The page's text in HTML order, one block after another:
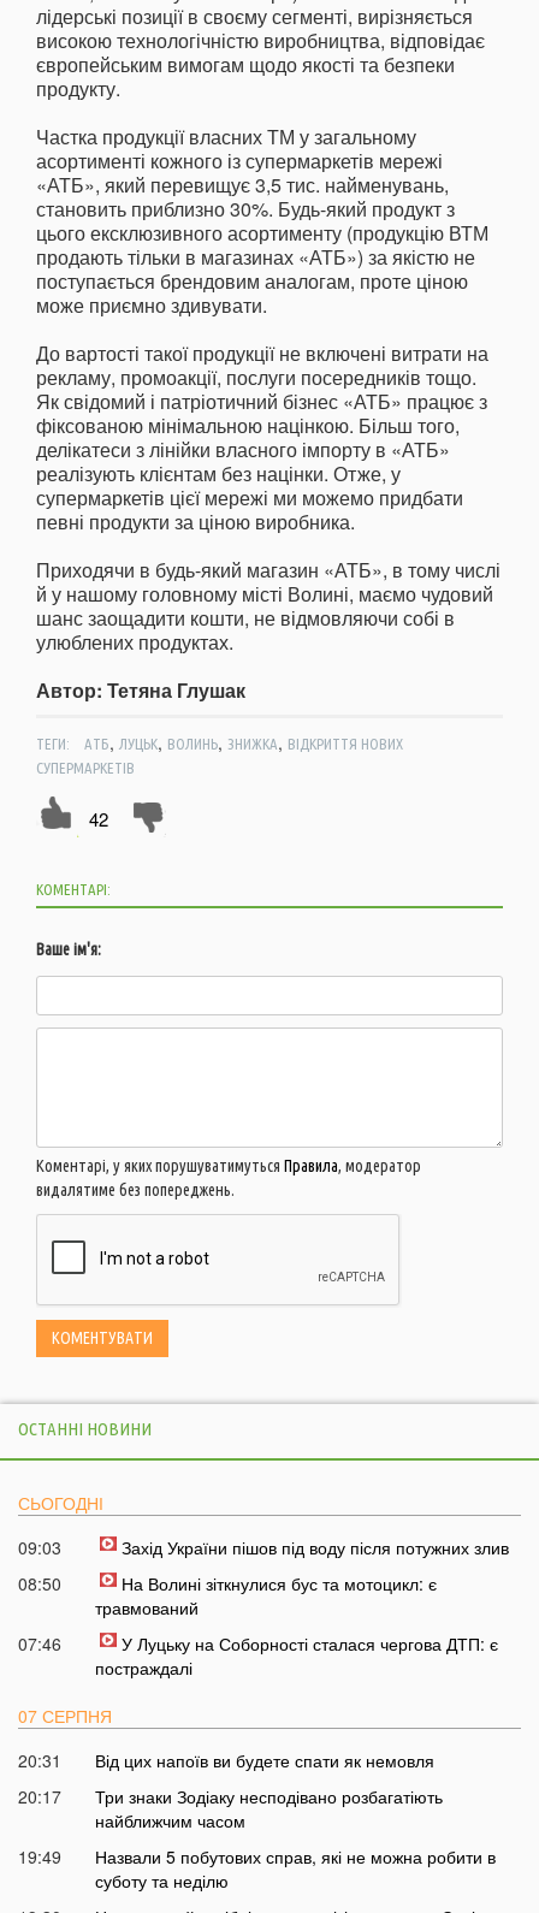
лідерські позиції в своєму сегменті, вирізняється
високою технологічністю виробництва, відповідає
європейським вимогам щодо якості та безпеки
продукту.
Частка продукції власних ТМ у загальному
асортименті кожного із супермаркетів мережі
«АТБ», який перевищує 3,5 тис. найменувань,
становить приблизно 30%. Будь-який продукт з
цього ексклюзивного асортименту (продукцію ВТМ
продають тільки в магазинах «АТБ») за якістю не
поступається брендовим аналогам, проте ціною
може приємно здивувати.
До вартості такої продукції не включені витрати на
рекламу, промоакції, послуги посередників тощо.
Як свідомий і патріотичний бізнес «АТБ» працює з
фіксованою мінімальною націнкою. Більш того,
делікатеси з лінійки власного імпорту в «АТБ»
реалізують клієнтам без націнки. Отже, у
супермаркетів цієї мережі ми можемо придбати
певні продукти за ціною виробника.
Приходячи в будь-який магазин «АТБ», в тому числі
й у нашому головному місті Волині, маємо чудовий
шанс заощадити кошти, не відмовляючи собі в
улюблених продуктах.
Автор: Тетяна Глушак
ТЕГИ: АТБ, ЛУЦЬК, ВОЛИНЬ, ЗНИЖКА, ВІДКРИТТЯ НОВИХ
СУПЕРМАРКЕТІВ
42
КОМЕНТАРІ:
Ваше ім'я:
Коментарі, у яких порушуватимуться Правила, модератор
видалятиме без попереджень.
ОСТАННІ НОВИНИ
СЬОГОДНІ
09:03
Захід України пішов під воду після потужних злив
08:50
На Волині зіткнулися бус та мотоцикл: є
травмований
07:46
У Луцьку на Соборності сталася чергова ДТП: є
постраждалі
07 СЕРПНЯ
20:31
Від цих напоїв ви будете спати як немовля
20:17
Три знаки Зодіаку несподівано розбагатіють
найближчим часом
19:49
Назвали 5 побутових справ, які не можна робити в
суботу та неділю